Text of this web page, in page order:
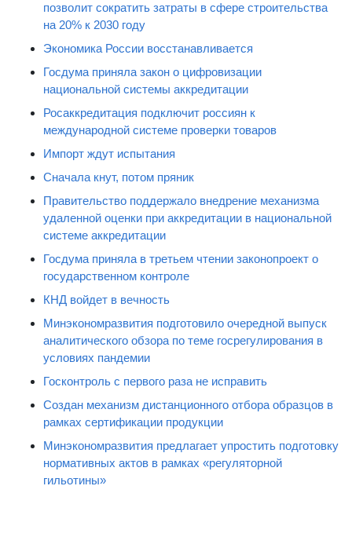
позволит сократить затраты в сфере строительства
на 20% к 2030 году
Экономика России восстанавливается
Госдума приняла закон о цифровизации
национальной системы аккредитации
Росаккредитация подключит россиян к
международной системе проверки товаров
Импорт ждут испытания
Сначала кнут, потом пряник
Правительство поддержало внедрение механизма
удаленной оценки при аккредитации в национальной
системе аккредитации
Госдума приняла в третьем чтении законопроект о
государственном контроле
КНД войдет в вечность
Минэкономразвития подготовило очередной выпуск
аналитического обзора по теме госрегулирования в
условиях пандемии
Госконтроль с первого раза не исправить
Создан механизм дистанционного отбора образцов в
рамках сертификации продукции
Минэкономразвития предлагает упростить подготовку
нормативных актов в рамках «регуляторной
гильотины»